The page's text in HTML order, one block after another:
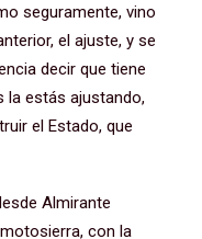
seguramente, vino
el ajuste, y se
decir que tiene
la estás ajustando,
el Estado, que
Almirante
con la